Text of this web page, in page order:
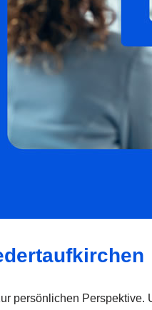
persönlichen